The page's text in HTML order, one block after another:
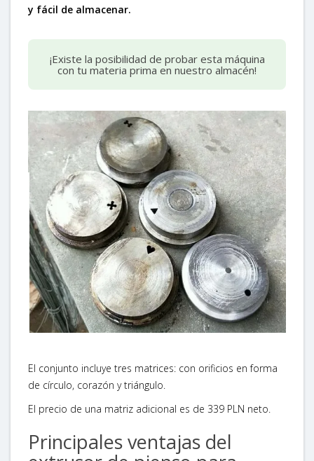
y fácil de almacenar.
¡Existe la posibilidad de probar esta máquina
con tu materia prima en nuestro almacén!
El conjunto incluye tres matrices: con orificios en forma
de círculo, corazón y triángulo.
El precio de una matriz adicional es de 339 PLN neto.
Principales ventajas del